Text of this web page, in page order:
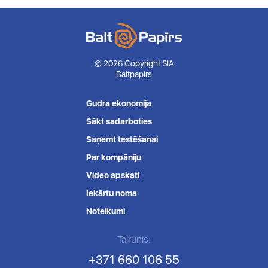
© 2026 Copyright SIA
Baltpapirs
Gudra ekonomija
Sākt sadarboties
Saņemt testēšanai
Par kompāniju
Video apskati
Iekārtu noma
Noteikumi
Tālrunis:
+371 660 106 55